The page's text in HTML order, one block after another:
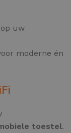
uw
moderne én
toestel.